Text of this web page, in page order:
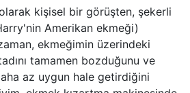
kişisel bir görüşten, şekerli
Amerikan ekmeği)
ekmeğimin üzerindeki
tamamen bozduğunu ve
az uygun hale getirdiğini